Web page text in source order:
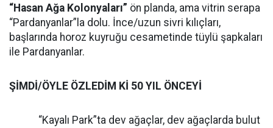
“Hasan Ağa Kolonyaları” ön planda, ama vitrin serapa
“Pardanyanlar”la dolu. İnce/uzun sivri kılıçları,
başlarında horoz kuyruğu cesametinde tüylü şapkaları
ile Pardanyanlar.
ŞİMDİ/ÖYLE ÖZLEDİM Kİ 50 YIL ÖNCEYİ
“Kayalı Park”ta dev ağaçlar, dev ağaçlarda bulut